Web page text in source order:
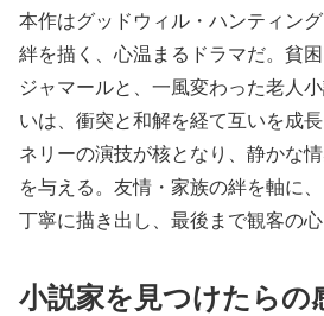
本作はグッドウィル・ハンティン
絆を描く、心温まるドラマだ。貧
ジャマールと、一風変わった老人
いは、衝突と和解を経て互いを成
ネリーの演技が核となり、静かな
を与える。友情・家族の絆を軸に
丁寧に描き出し、最後まで観客の心
小説家を見つけたらの